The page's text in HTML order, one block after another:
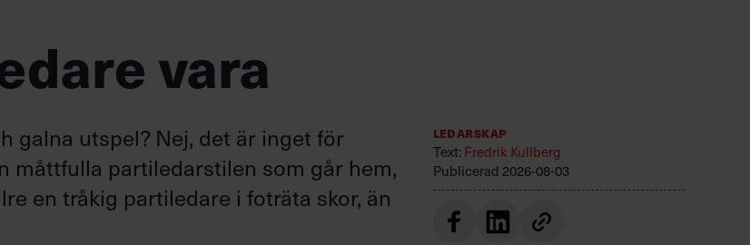
vara
galna utspel? Nej, det är inget för
måttfulla partiledarstilen som går hem,
en tråkig partiledare i foträta skor, än
Ledarskap
Text:Fredrik Kullberg
Publicerad 2026-08-03